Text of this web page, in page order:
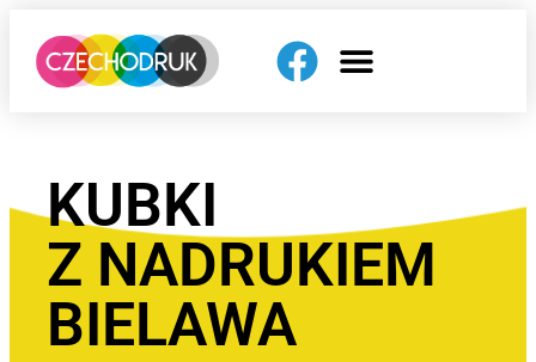
KUBKI
Z NADRUKIEM
BIELAWA